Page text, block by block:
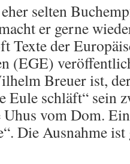
selten
er gerne
Texte der
(EGE)
Breuer ist,
Eule schläft“ sein
vom Dom.
Die Ausnahme